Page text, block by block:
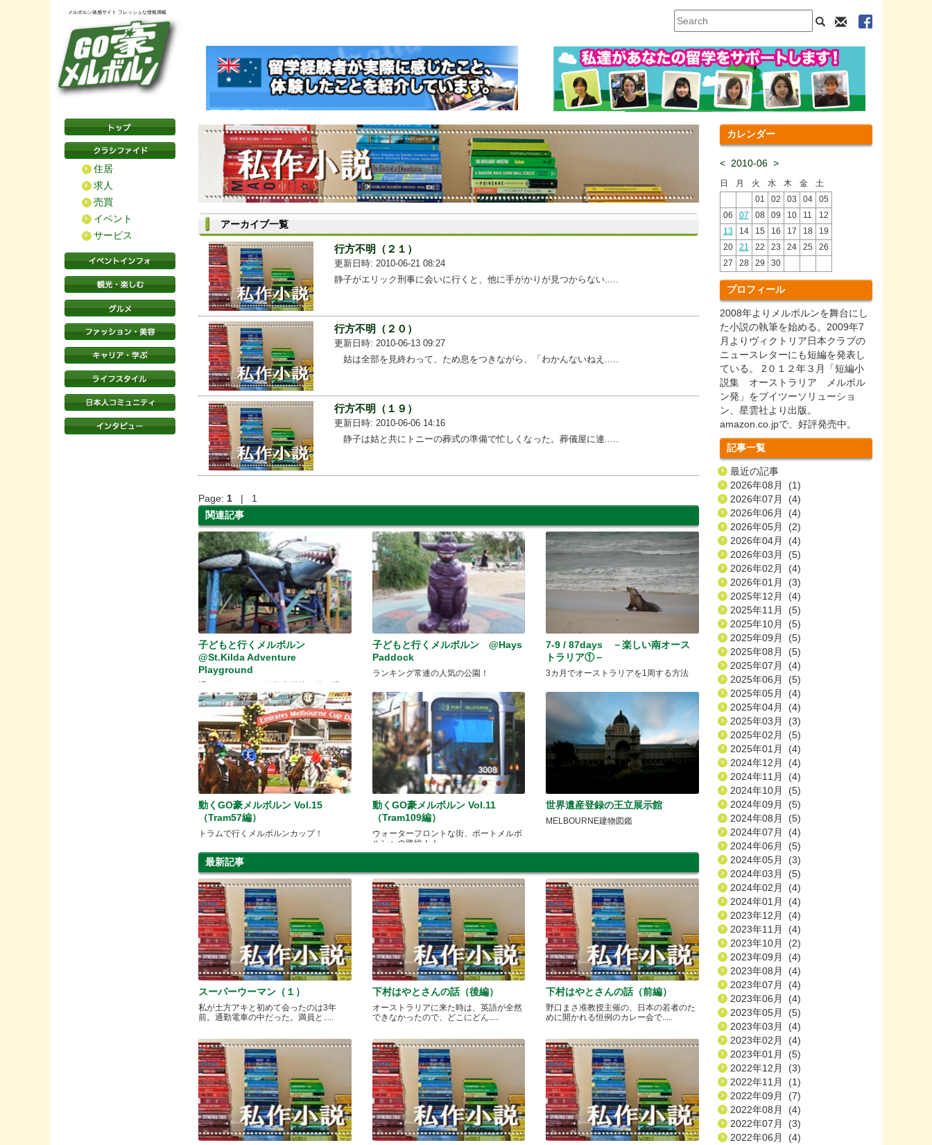
メルボルン体感サイト フレッシュな情報満載
住居
求人
売買
イベント
サービス
アーカイブ一覧
行方不明（２１）
更新日時: 2010-06-21 08:24
静子がエリック刑事に会いに行くと、他に手がかりが見つからない.....
行方不明（２０）
更新日時: 2010-06-13 09:27
姑は全部を見終わって、ため息をつきながら、「わかんないねえ.....
行方不明（１９）
更新日時: 2010-06-06 14:16
静子は姑と共にトニーの葬式の準備で忙しくなった。葬儀屋に連.....
Page:1 | 1
関連記事
子どもと行くメルボルン
@St.Kilda Adventure
Playground
子どもと行くメルボルン @Hays
Paddock
ランキング常連の人気の公園！
7-9 / 87days －楽しい南オース
トラリア①－
3カ月でオーストラリアを1周する方法
動くGO豪メルボルン Vol.15
（Tram57編）
トラムで行くメルボルンカップ！
動くGO豪メルボルン Vol.11
（Tram109編）
ウォーターフロントな街、ポートメルボ
ルンへの路線！！
世界遺産登録の王立展示館
MELBOURNE建物図鑑
最新記事
スーパーウーマン（１）
私が土方アキと初めて会ったのは3年
前。通勤電車の中だった。満員と.....
下村はやとさんの話（後編）
オーストラリアに来た時は、英語が全然
できなかったので、どこにどん.....
下村はやとさんの話（前編）
野口まさ准教授主催の、日本の若者のた
めに開かれる恒例のカレー会で.....
カレンダー
< 2010-06 >
日 月 火 水 木 金
土
01
02 03 04
05
06
07 08 09 10 11
12
13
14 15 16 17 18
19
20
21 22 23 24 25
26
27
28 29 30
プロフィール
2008年よりメルボルンを舞台にし
た小説の執筆を始める。2009年7
月よりヴィクトリア日本クラブの
ニュースレターにも短編を発表し
ている。 2０１２年３月「短編小
説集 オーストラリア メルボル
ン発」をブイツーソリューショ
ン、星雲社より出版。
amazon.co.jpで、好評発売中。
記事一覧
最近の記事
2026年08月 (1)
2026年07月 (4)
2026年06月 (4)
2026年05月 (2)
2026年04月 (4)
2026年03月 (5)
2026年02月 (4)
2026年01月 (3)
2025年12月 (4)
2025年11月 (5)
2025年10月 (5)
2025年09月 (5)
2025年08月 (5)
2025年07月 (4)
2025年06月 (5)
2025年05月 (4)
2025年04月 (4)
2025年03月 (3)
2025年02月 (5)
2025年01月 (4)
2024年12月 (4)
2024年11月 (4)
2024年10月 (5)
2024年09月 (5)
2024年08月 (5)
2024年07月 (4)
2024年06月 (5)
2024年05月 (3)
2024年03月 (5)
2024年02月 (4)
2024年01月 (4)
2023年12月 (4)
2023年11月 (4)
2023年10月 (2)
2023年09月 (4)
2023年08月 (4)
2023年07月 (4)
2023年06月 (4)
2023年05月 (5)
2023年03月 (4)
2023年02月 (4)
2023年01月 (5)
2022年12月 (3)
2022年11月 (1)
2022年09月 (7)
2022年08月 (4)
2022年07月 (3)
2022年06月 (4)